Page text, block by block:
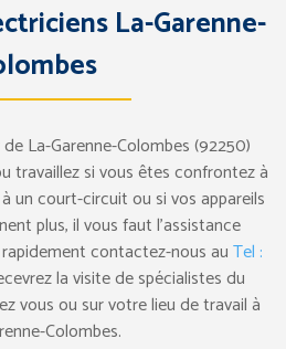
La-Garenne-
La-Garenne-Colombes (92250)
travaillez si vous êtes confrontez à
un court-circuit ou si vos appareils
plus, il vous faut l’assistance
contactez-nous auTel :
la visite de spécialistes du
vous ou sur votre lieu de travail à
Colombes.